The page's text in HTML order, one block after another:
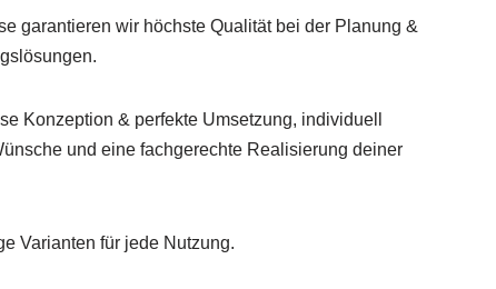
garantieren wir höchste Qualität bei der Planung &
Konzeption & perfekte Umsetzung, individuell
und eine fachgerechte Realisierung deiner
Varianten für jede Nutzung.